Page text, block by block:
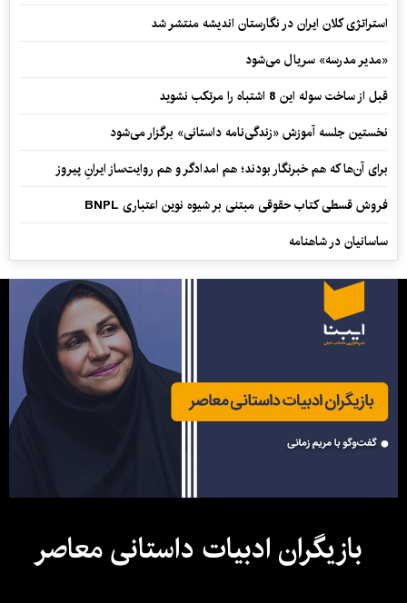
استراتژی کلان ایران در نگارستان اندیشه منتشر شد
«مدیر مدرسه» سریال می‌شود
قبل از ساخت سوله این 8 اشتباه را مرتکب نشوید
نخستین جلسه آموزش «زندگی‌نامه‌ داستانی» برگزار می‌شود
برای آن‌ها که هم خبرنگار بودند؛ هم امدادگر و هم‌ روایت‌ساز ایرانِ پیروز
فروش قسطی کتاب حقوقی مبتنی بر شیوه نوین اعتباری BNPL
ساسانیان در شاهنامه
بازیگران ادبیات داستانی معاصر